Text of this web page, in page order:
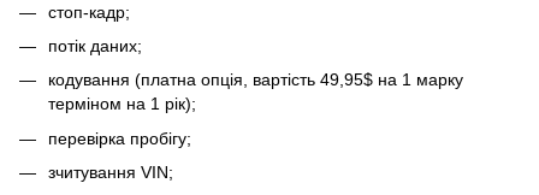
стоп-кадр;
потік даних;
кодування (платна опція, вартість 49,95$ на 1 марку
терміном на 1 рік);
перевірка пробігу;
зчитування VIN;